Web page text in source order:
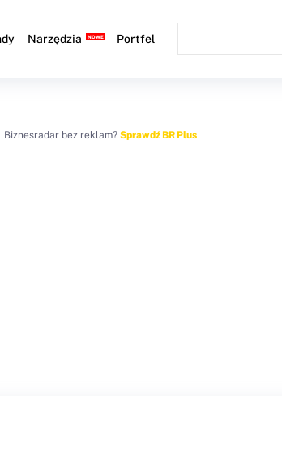
Narzędzia Portfel
Biznesradar bez reklam? Sprawdź BR Plus